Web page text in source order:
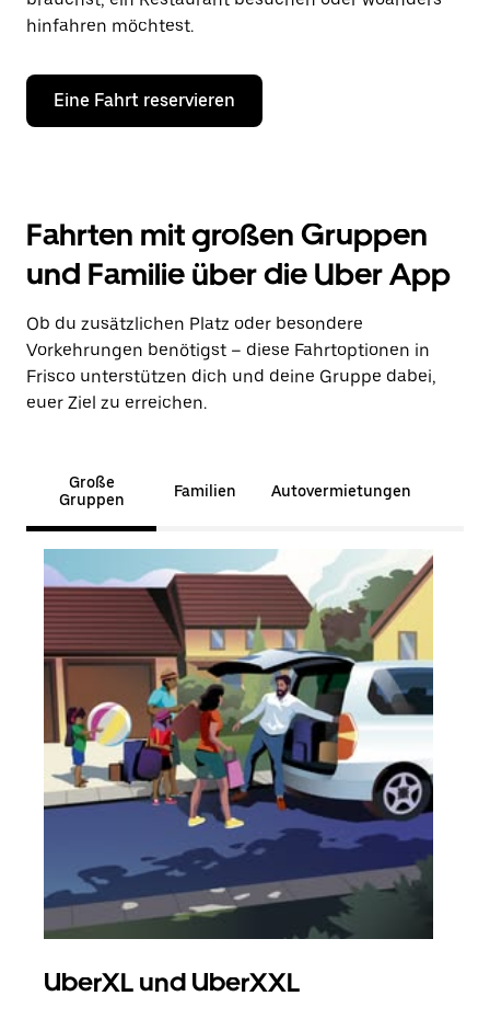
hinfahren möchtest.
Eine Fahrt reservieren
Fahrten mit großen Gruppen
und Familie über die Uber App
Ob du zusätzlichen Platz oder besondere
Vorkehrungen benötigst – diese Fahrtoptionen in
Frisco unterstützen dich und deine Gruppe dabei,
euer Ziel zu erreichen.
Große
Gruppen
Familien Autovermietungen
UberXL und UberXXL